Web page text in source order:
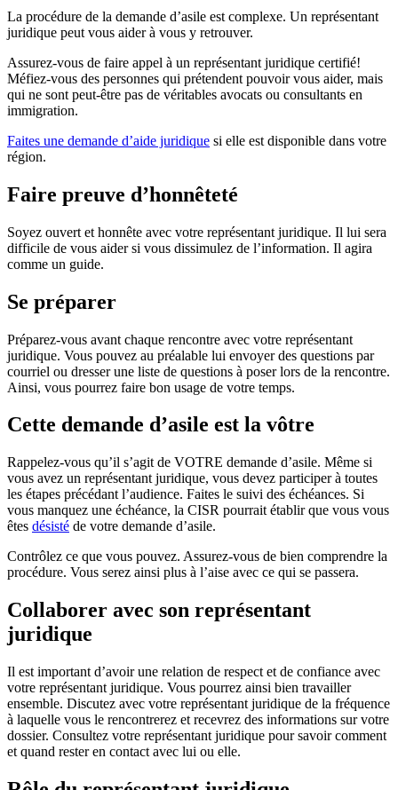
La procédure de la demande d’asile est complexe. Un représentant
juridique peut vous aider à vous y retrouver.
Assurez-vous de faire appel à un représentant juridique certifié!
Méfiez-vous des personnes qui prétendent pouvoir vous aider, mais
qui ne sont peut-être pas de véritables avocats ou consultants en
immigration.
Faites une demande d’aide juridique si elle est disponible dans votre
région.
Faire preuve d’honnêteté
Soyez ouvert et honnête avec votre représentant juridique. Il lui sera
difficile de vous aider si vous dissimulez de l’information. Il agira
comme un guide.
Se préparer
Préparez-vous avant chaque rencontre avec votre représentant
juridique. Vous pouvez au préalable lui envoyer des questions par
courriel ou dresser une liste de questions à poser lors de la rencontre.
Ainsi, vous pourrez faire bon usage de votre temps.
Cette demande d’asile est la vôtre
Rappelez-vous qu’il s’agit de VOTRE demande d’asile. Même si
vous avez un représentant juridique, vous devez participer à toutes
les étapes précédant l’audience. Faites le suivi des échéances. Si
vous manquez une échéance, la CISR pourrait établir que vous vous
êtes désisté de votre demande d’asile.
Contrôlez ce que vous pouvez. Assurez-vous de bien comprendre la
procédure. Vous serez ainsi plus à l’aise avec ce qui se passera.
Collaborer avec son représentant
juridique
Il est important d’avoir une relation de respect et de confiance avec
votre représentant juridique. Vous pourrez ainsi bien travailler
ensemble. Discutez avec votre représentant juridique de la fréquence
à laquelle vous le rencontrerez et recevrez des informations sur votre
dossier. Consultez votre représentant juridique pour savoir comment
et quand rester en contact avec lui ou elle.